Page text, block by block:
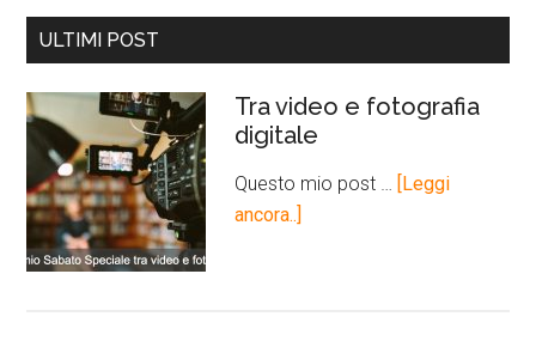
ULTIMI POST
Tra video e fotografia
digitale
Questo mio post …
[Leggi
ancora..]